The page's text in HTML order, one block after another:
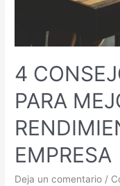
4
PARA
EMPRESA
Deja un comentario /